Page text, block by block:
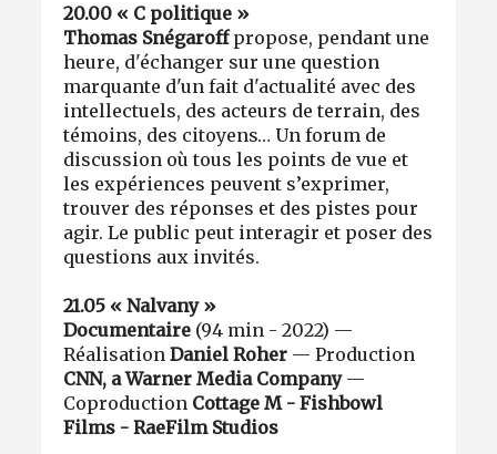
20.00 « C politique »
Thomas Snégaroffpropose, pendant une
heure, d'échanger sur une question
marquante d'un fait d'actualité avec des
intellectuels, des acteurs de terrain, des
témoins, des citoyens… Un forum de
discussion où tous les points de vue et
les expériences peuvent s’exprimer,
trouver des réponses et des pistes pour
agir. Le public peut interagir et poser des
questions aux invités.
21.05 « Nalvany »
Documentaire (94 min - 2022) —
RéalisationDaniel Roher — Production
CNN, a Warner Media Company—
Coproduction Cottage M - Fishbowl
Films - RaeFilm Studios